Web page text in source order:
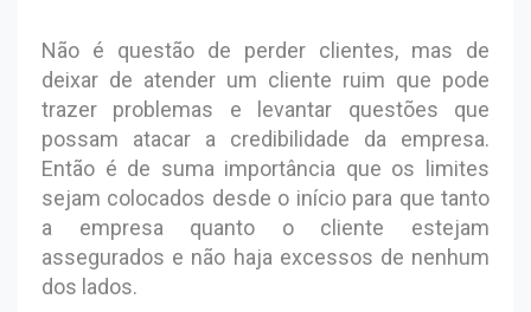
Não é questão de perder clientes, mas de
deixar de atender um cliente ruim que pode
trazer problemas e levantar questões que
possam atacar a credibilidade da empresa.
Então é de suma importância que os limites
sejam colocados desde o início para que tanto
a empresa quanto o cliente estejam
assegurados e não haja excessos de nenhum
dos lados.